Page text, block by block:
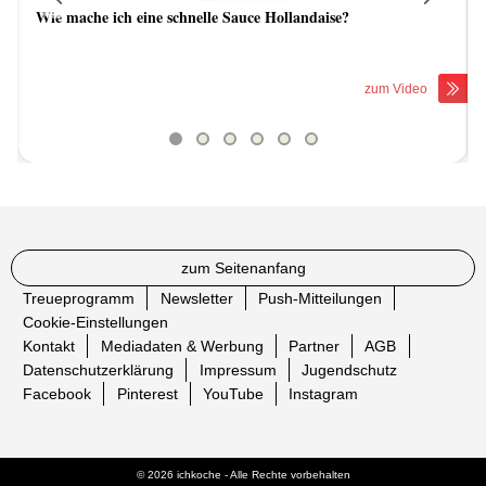
Wie mache ich eine schnelle Sauce Hollandaise?
zum Video
Previous
zum Seitenanfang
Treueprogramm
Newsletter
Push-Mitteilungen
Cookie-Einstellungen
Kontakt
Mediadaten & Werbung Partner
AGB
Datenschutzerklärung
Impressum
Jugendschutz
Facebook
Pinterest YouTube Instagram
© 2026 ichkoche - Alle Rechte vorbehalten